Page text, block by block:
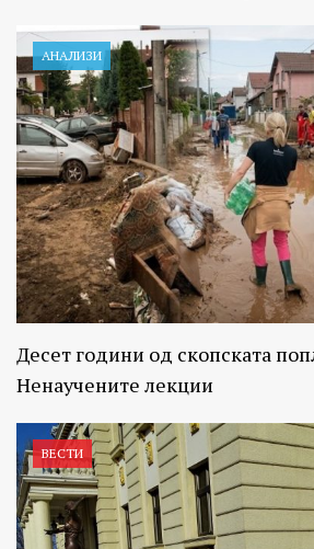
АНАЛИЗИ
Десет години од скопската
Ненаучените лекции
ВЕСТИ